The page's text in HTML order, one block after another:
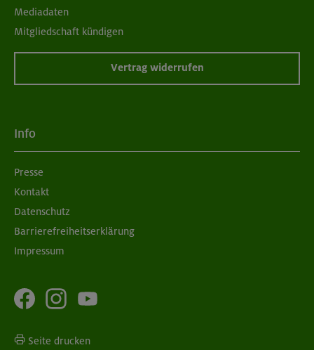
Mediadaten
Mitgliedschaft kündigen
Vertrag widerrufen
Info
Presse
Kontakt
Datenschutz
Barrierefreiheitserklärung
Impressum
Seite drucken